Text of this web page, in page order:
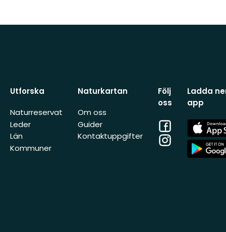
Utforska
Naturreservat
Leder
Län
Kommuner
Naturkartan
Om oss
Guider
Kontaktuppgifter
Följ
oss
Facebook
Instagram
Ladda
app
App
Store
App
Store